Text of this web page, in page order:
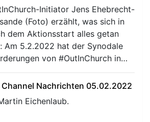
Initiator Jens Ehebrecht-
(Foto) erzählt, was sich in
dem Aktionsstart alles getan
Am 5.2.2022 hat der Synodale
von #OutInChurch in…
Channel Nachrichten 05.02.2022
Eichenlaub.